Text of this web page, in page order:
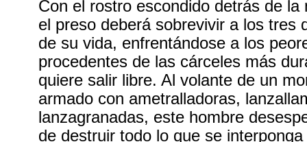
Con el rostro escondido detrás de la
el preso deberá sobrevivir a los tres
de su vida, enfrentándose a los
procedentes de las cárceles más
quiere salir libre. Al volante de un
armado con ametralladoras,
lanzagranadas, este hombre
de destruir todo lo que se